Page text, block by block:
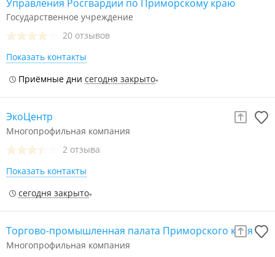
Управления Росгвардии по Приморскому краю
Государственное учреждение
20 отзывов
Показать контакты
Приёмные дни сегодня закрыто
ЭкоЦентр
Многопрофильная компания
2 отзыва
Показать контакты
сегодня закрыто
Торгово-промышленная палата Приморского края
Многопрофильная компания